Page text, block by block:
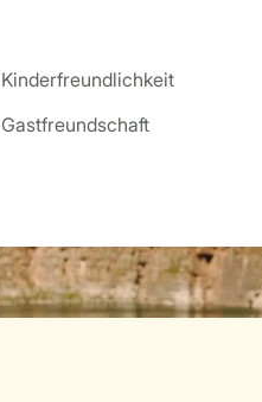
Kinderfreundlichkeit
Gastfreundschaft